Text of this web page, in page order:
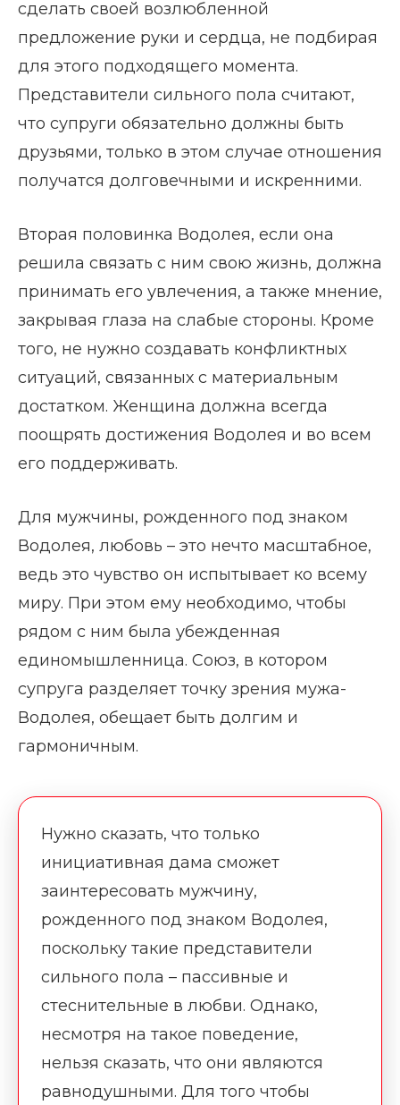
сделать своей возлюбленной
предложение руки и сердца, не подбирая
для этого подходящего момента.
Представители сильного пола считают,
что супруги обязательно должны быть
друзьями, только в этом случае отношения
получатся долговечными и искренними.
Вторая половинка Водолея, если она
решила связать с ним свою жизнь, должна
принимать его увлечения, а также мнение,
закрывая глаза на слабые стороны. Кроме
того, не нужно создавать конфликтных
ситуаций, связанных с материальным
достатком. Женщина должна всегда
поощрять достижения Водолея и во всем
его поддерживать.
Для мужчины, рожденного под знаком
Водолея, любовь – это нечто масштабное,
ведь это чувство он испытывает ко всему
миру. При этом ему необходимо, чтобы
рядом с ним была убежденная
единомышленница. Союз, в котором
супруга разделяет точку зрения мужа-
Водолея, обещает быть долгим и
гармоничным.
Нужно сказать, что только
инициативная дама сможет
заинтересовать мужчину,
рожденного под знаком Водолея,
поскольку такие представители
сильного пола – пассивные и
стеснительные в любви. Однако,
несмотря на такое поведение,
нельзя сказать, что они являются
равнодушными. Для того чтобы